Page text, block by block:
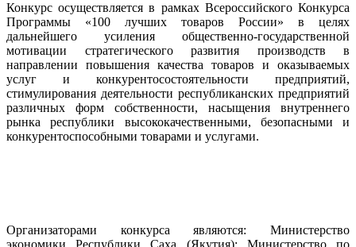
Конкурс осуществляется в рамках Всероссийского Конкурса
Программы «100 лучших товаров России» в целях
дальнейшего усиления общественно-государственной
мотивации стратегического развития производств в
направлении повышения качества товаров и оказываемых
услуг и конкурентосостоятельности предприятий,
стимулирования деятельности республиканских предприятий
различных форм собственности, насыщения внутреннего
рынка республики высококачественными, безопасными и
конкурентоспособными товарами и услугами.
Организаторами конкурса являются: Министерство
экономики Республики Саха (Якутия); Министерство по